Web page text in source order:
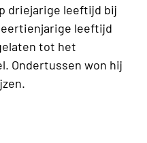
driejarige leeftijd bij
leeftijd
tot het
Ondertussen won hij